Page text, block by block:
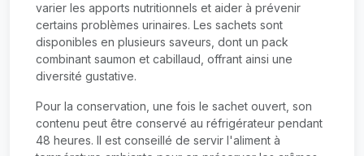
varier les apports nutritionnels et aider à prévenir
certains problèmes urinaires. Les sachets sont
disponibles en plusieurs saveurs, dont un pack
combinant saumon et cabillaud, offrant ainsi une
diversité gustative.
Pour la conservation, une fois le sachet ouvert, son
contenu peut être conservé au réfrigérateur pendant
48 heures. Il est conseillé de servir l'aliment à